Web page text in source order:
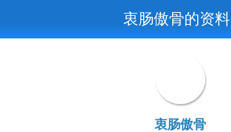
衷肠傲骨的资料
衷肠傲骨